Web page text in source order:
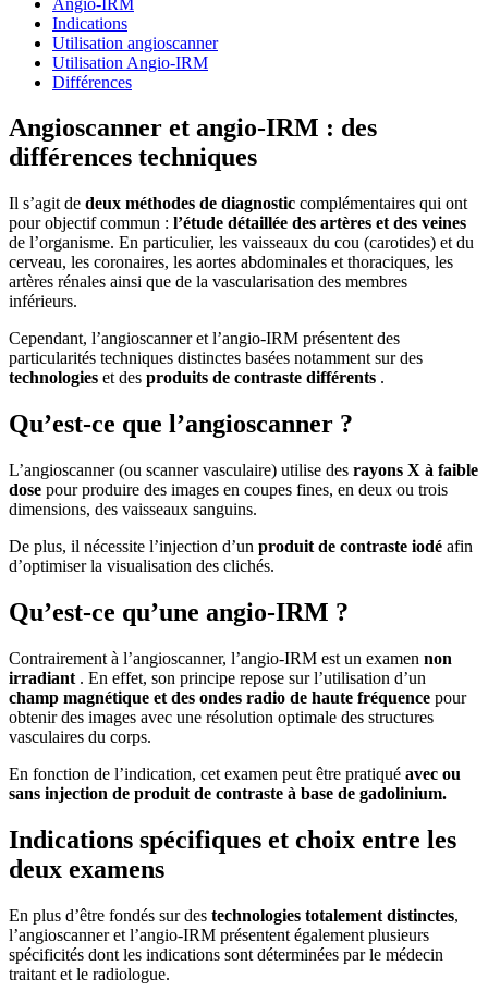
Indications
Utilisation angioscanner
Utilisation Angio-IRM
Différences
Angioscanner et angio-IRM : des
différences techniques
Il s’agit de deux méthodes de diagnostic complémentaires qui ont
pour objectif commun : l’étude détaillée des artères et des veines
de l’organisme. En particulier, les vaisseaux du cou (carotides) et du
cerveau, les coronaires, les aortes abdominales et thoraciques, les
artères rénales ainsi que de la vascularisation des membres
inférieurs.
Cependant, l’angioscanner et l’angio-IRM présentent des
particularités techniques distinctes basées notamment sur des
technologies et des produits de contraste différents .
Qu’est-ce que l’angioscanner ?
L’angioscanner (ou scanner vasculaire) utilise des rayons X à faible
dose pour produire des images en coupes fines, en deux ou trois
dimensions, des vaisseaux sanguins.
De plus, il nécessite l’injection d’un produit de contraste iodé afin
d’optimiser la visualisation des clichés.
Qu’est-ce qu’une angio-IRM ?
Contrairement à l’angioscanner, l’angio-IRM est un examen non
irradiant . En effet, son principe repose sur l’utilisation d’un
champ magnétique et des ondes radio de haute fréquence pour
obtenir des images avec une résolution optimale des structures
vasculaires du corps.
En fonction de l’indication, cet examen peut être pratiqué avec ou
sans injection de produit de contraste à base de gadolinium.
Indications spécifiques et choix entre les
deux examens
En plus d’être fondés sur des technologies totalement distinctes,
l’angioscanner et l’angio-IRM présentent également plusieurs
spécificités dont les indications sont déterminées par le médecin
traitant et le radiologue.